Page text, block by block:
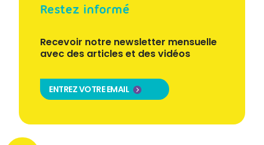
Restez informé
Recevoir notre newsletter mensuelle
avec des articles et des vidéos
ENTREZ VOTRE EMAIL